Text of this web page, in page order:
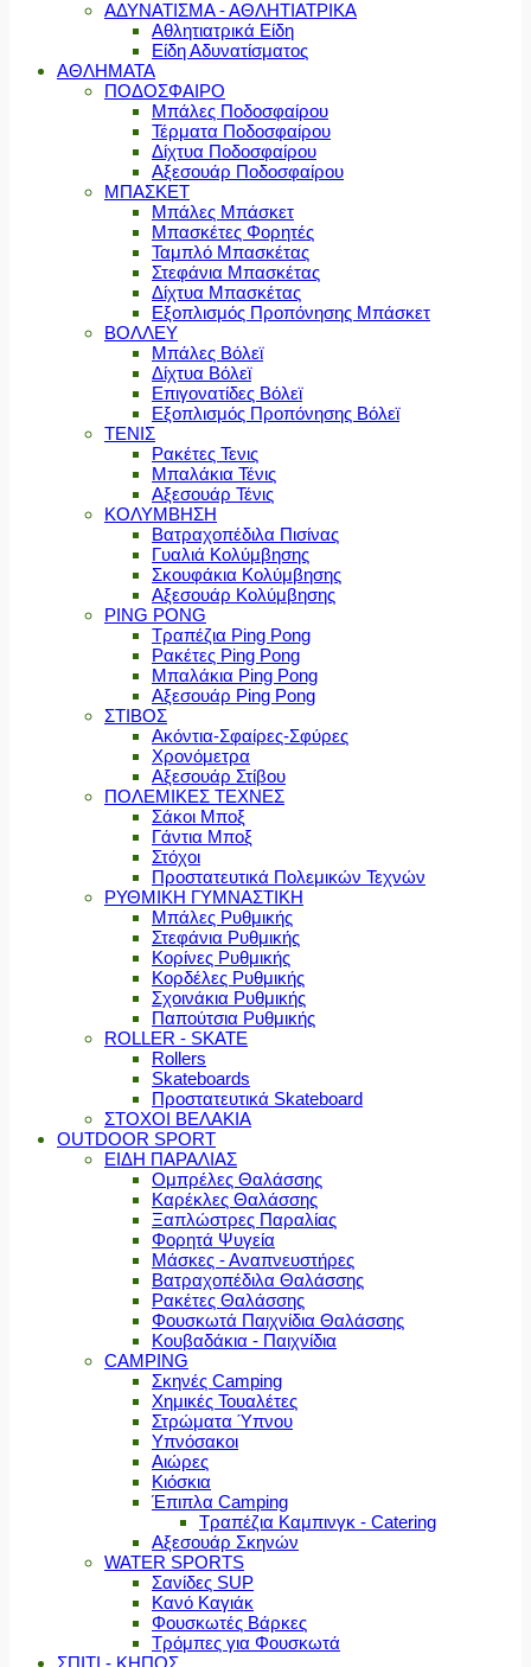
ΑΔΥΝΑΤΙΣΜΑ - ΑΘΛΗΤΙΑΤΡΙΚΑ
Αθλητιατρικά Είδη
Είδη Αδυνατίσματος
ΑΘΛΗΜΑΤΑ
ΠΟΔΟΣΦΑΙΡΟ
Μπάλες Ποδοσφαίρου
Τέρματα Ποδοσφαίρου
Δίχτυα Ποδοσφαίρου
Αξεσουάρ Ποδοσφαίρου
ΜΠΑΣΚΕΤ
Μπάλες Μπάσκετ
Μπασκέτες Φορητές
Ταμπλό Μπασκέτας
Στεφάνια Μπασκέτας
Δίχτυα Μπασκέτας
Εξοπλισμός Προπόνησης Μπάσκετ
ΒΟΛΛΕΥ
Μπάλες Βόλεϊ
Δίχτυα Βόλεϊ
Επιγονατίδες Βόλεϊ
Εξοπλισμός Προπόνησης Βόλεϊ
ΤΕΝΙΣ
Ρακέτες Τενις
Μπαλάκια Τένις
Αξεσουάρ Τένις
ΚΟΛΥΜΒΗΣΗ
Βατραχοπέδιλα Πισίνας
Γυαλιά Κολύμβησης
Σκουφάκια Κολύμβησης
Αξεσουάρ Κολύμβησης
PING PONG
Τραπέζια Ping Pong
Ρακέτες Ping Pong
Μπαλάκια Ping Pong
Αξεσουάρ Ping Pong
ΣΤΙΒΟΣ
Ακόντια-Σφαίρες-Σφύρες
Χρονόμετρα
Αξεσουάρ Στίβου
ΠΟΛΕΜΙΚΕΣ ΤΕΧΝΕΣ
Σάκοι Μποξ
Γάντια Μποξ
Στόχοι
Προστατευτικά Πολεμικών Τεχνών
ΡΥΘΜΙΚΗ ΓΥΜΝΑΣΤΙΚΗ
Μπάλες Ρυθμικής
Στεφάνια Ρυθμικής
Κορίνες Ρυθμικής
Κορδέλες Ρυθμικής
Σχοινάκια Ρυθμικής
Παπούτσια Ρυθμικής
ROLLER - SKATE
Rollers
Skateboards
Προστατευτικά Skateboard
ΣΤΟΧΟΙ ΒΕΛΑΚΙΑ
OUTDOOR SPORT
ΕΙΔΗ ΠΑΡΑΛΙΑΣ
Ομπρέλες Θαλάσσης
Καρέκλες Θαλάσσης
Ξαπλώστρες Παραλίας
Φορητά Ψυγεία
Μάσκες - Αναπνευστήρες
Βατραχοπέδιλα Θαλάσσης
Ρακέτες Θαλάσσης
Φουσκωτά Παιχνίδια Θαλάσσης
Κουβαδάκια - Παιχνίδια
CAMPING
Σκηνές Camping
Χημικές Τουαλέτες
Στρώματα Ύπνου
Υπνόσακοι
Αιώρες
Κιόσκια
Έπιπλα Camping
Τραπέζια Καμπινγκ - Catering
Αξεσουάρ Σκηνών
WATER SPORTS
Σανίδες SUP
Κανό Καγιάκ
Φουσκωτές Βάρκες
Τρόμπες για Φουσκωτά